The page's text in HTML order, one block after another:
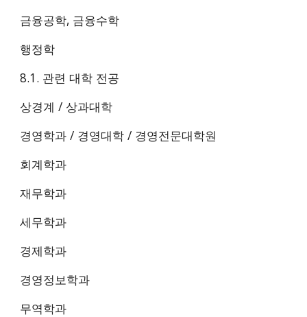
금융공학, 금융수학
행정학
8.1. 관련 대학 전공
상경계 / 상과대학
경영학과 / 경영대학 / 경영전문대학원
회계학과
재무학과
세무학과
경제학과
경영정보학과
무역학과